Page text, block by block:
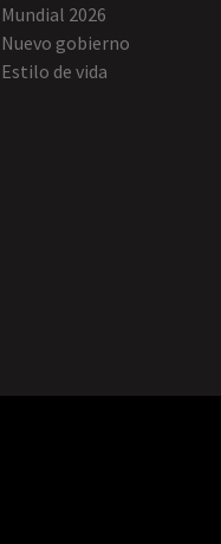
Mundial 2026
Nuevo gobierno
Estilo de vida